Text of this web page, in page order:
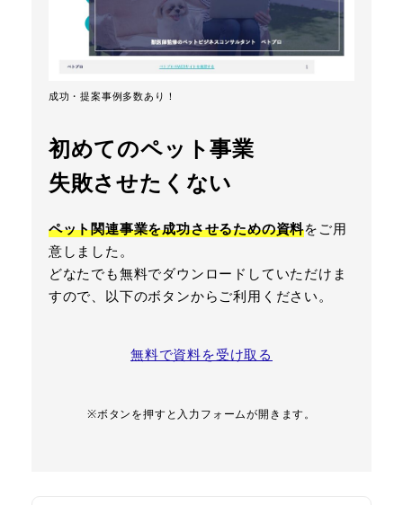
初めてのペット事業
失敗させたくない
ペット関連事業を成功させるための資料をご用
意しました。
どなたでも無料でダウンロードしていただけま
すので、以下のボタンからご利用ください。
無料で資料を受け取る
※ボタンを押すと入力フォームが開きます。
成功・提案事例多数あり！